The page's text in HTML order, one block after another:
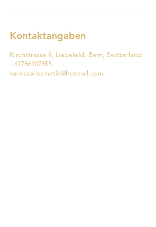
Kontaktangaben
Kirchstrasse 8, Liebefeld, Bern, Switzerland
+41786107855
vanessakosmetik@hotmail.com